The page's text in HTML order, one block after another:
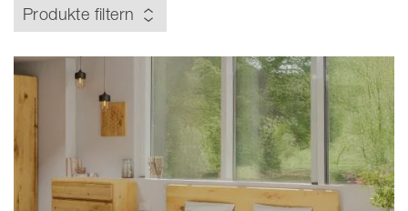
Produkte filtern